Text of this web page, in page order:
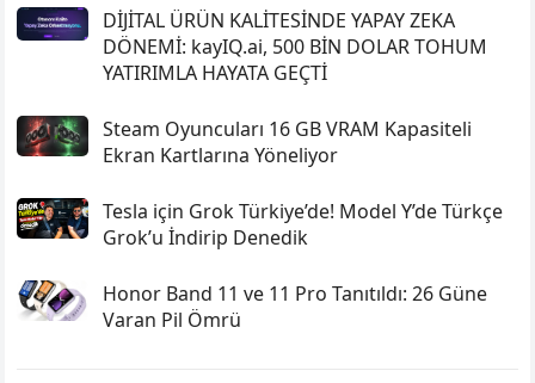
DİJİTAL ÜRÜN KALİTESİNDE YAPAY ZEKA
DÖNEMİ: kayIQ.ai, 500 BİN DOLAR TOHUM
YATIRIMLA HAYATA GEÇTİ
Steam Oyuncuları 16 GB VRAM Kapasiteli
Ekran Kartlarına Yöneliyor
Tesla için Grok Türkiye’de! Model Y’de Türkçe
Grok’u İndirip Denedik
Honor Band 11 ve 11 Pro Tanıtıldı: 26 Güne
Varan Pil Ömrü